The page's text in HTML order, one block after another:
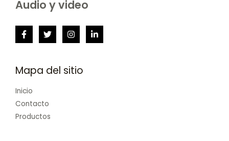
Audio y video
Mapa del sitio
Inicio
Contacto
Productos